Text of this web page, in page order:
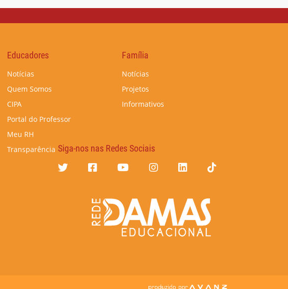
Educadores
Notícias
Quem Somos
CIPA
Portal do Professor
Meu RH
Transparência
Família
Notícias
Projetos
Informativos
Siga-nos nas Redes Sociais